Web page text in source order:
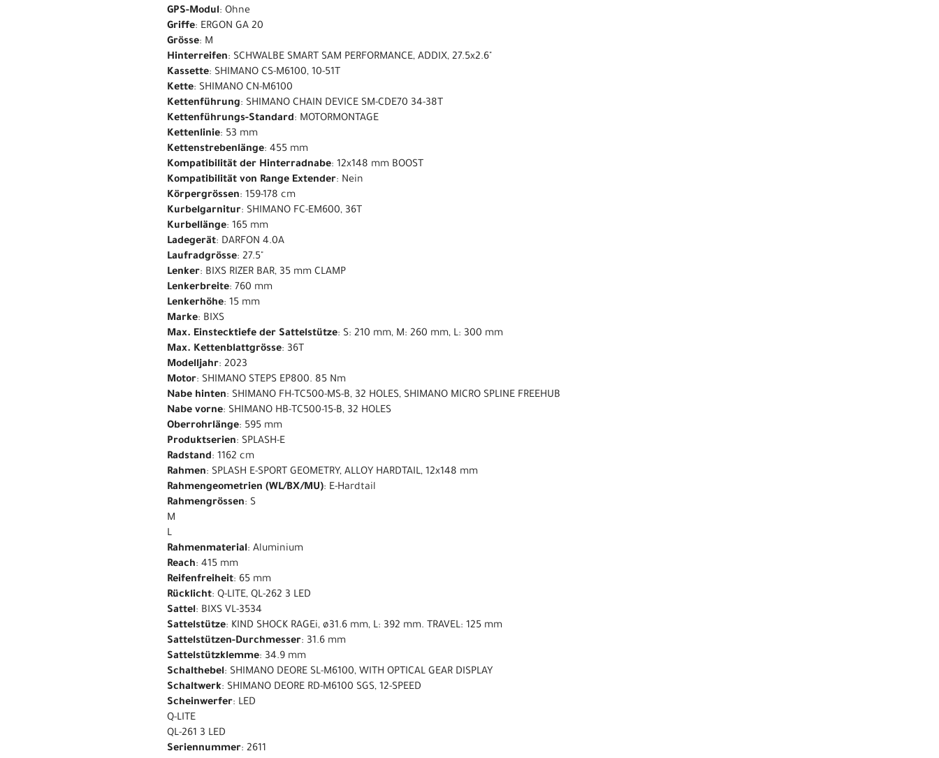
GPS-Modul: Ohne
Griffe: ERGON GA 20
Grösse: M
Hinterreifen: SCHWALBE SMART SAM PERFORMANCE, ADDIX, 27.5x2.6"
Kassette: SHIMANO CS-M6100, 10-51T
Kette: SHIMANO CN-M6100
Kettenführung: SHIMANO CHAIN DEVICE SM-CDE70 34-38T
Kettenführungs-Standard: MOTORMONTAGE
Kettenlinie: 53 mm
Kettenstrebenlänge: 455 mm
Kompatibilität der Hinterradnabe: 12x148 mm BOOST
Kompatibilität von Range Extender: Nein
Körpergrössen: 159-178 cm
Kurbelgarnitur: SHIMANO FC-EM600, 36T
Kurbellänge: 165 mm
Ladegerät: DARFON 4.0A
Laufradgrösse: 27.5"
Lenker: BIXS RIZER BAR, 35 mm CLAMP
Lenkerbreite: 760 mm
Lenkerhöhe: 15 mm
Marke: BIXS
Max. Einstecktiefe der Sattelstütze: S: 210 mm, M: 260 mm, L: 300 mm
Max. Kettenblattgrösse: 36T
Modelljahr: 2023
Motor: SHIMANO STEPS EP800. 85 Nm
Nabe hinten: SHIMANO FH-TC500-MS-B, 32 HOLES, SHIMANO MICRO SPLINE FREEHUB
Nabe vorne: SHIMANO HB-TC500-15-B, 32 HOLES
Oberrohrlänge: 595 mm
Produktserien: SPLASH-E
Radstand: 1162 cm
Rahmen: SPLASH E-SPORT GEOMETRY, ALLOY HARDTAIL, 12x148 mm
Rahmengeometrien (WL/BX/MU): E-Hardtail
Rahmengrössen: S
M
L
Rahmenmaterial: Aluminium
Reach: 415 mm
Reifenfreiheit: 65 mm
Rücklicht: Q-LITE, QL-262 3 LED
Sattel: BIXS VL-3534
Sattelstütze: KIND SHOCK RAGEi, ø31.6 mm, L: 392 mm. TRAVEL: 125 mm
Sattelstützen-Durchmesser: 31.6 mm
Sattelstützklemme: 34.9 mm
Schalthebel: SHIMANO DEORE SL-M6100, WITH OPTICAL GEAR DISPLAY
Schaltwerk: SHIMANO DEORE RD-M6100 SGS, 12-SPEED
Scheinwerfer: LED
Q-LITE
QL-261 3 LED
Seriennummer: 2611